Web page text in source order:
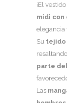
¡El
midi con
elegancia
Su tejido
parte
Las